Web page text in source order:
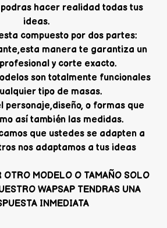
hacer realidad todas tus
ideas.
compuesto por dos partes:
manera te garantiza un
y corte exacto.
son totalmente funcionales
tipo de masas.
personaje,diseño, o formas que
así también las medidas.
que ustedes se adapten a
nos adaptamos a tus ideas
OTRO MODELO O TAMAÑO SOLO
WAPSAP TENDRAS UNA
INMEDIATA